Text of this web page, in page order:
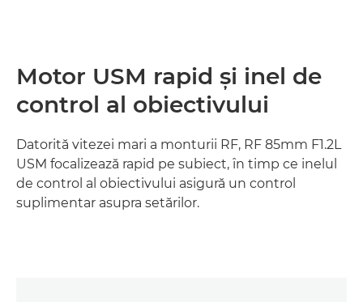
Motor USM rapid şi inel de
control al obiectivului
Datorită vitezei mari a monturii RF, RF 85mm F1.2L
USM focalizează rapid pe subiect, în timp ce inelul
de control al obiectivului asigură un control
suplimentar asupra setărilor.